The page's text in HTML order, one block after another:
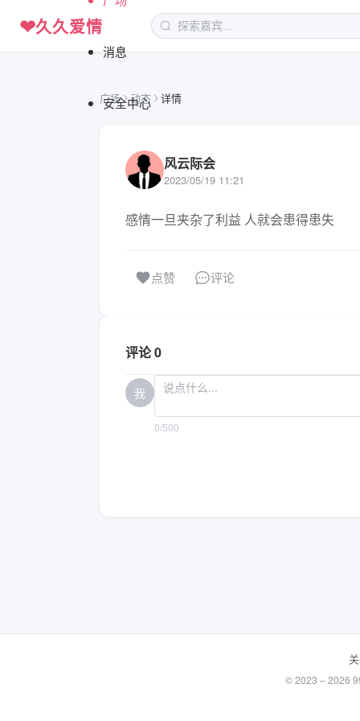
❤久久爱情
消息
安全中心
广场 动态 详情
风云际会
2023/05/19 11:21
感情一旦夹杂了利益 人就会患得患失
点赞 评论
评论 0
我
0/500
© 2023 – 2026